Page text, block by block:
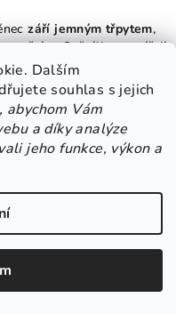
Dalším
souhlas s jejich
abychom Vám
a díky analýze
jeho funkce, výkon a
září jemným třpytem,
měsíce. Světýlka vytvářejí
každého hosta s
krása v jednom
a světla.
bílých květů, šišek,
vytváří jedinečný vizuální